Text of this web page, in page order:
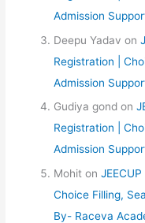
Admission
Deepu Yadav on
Registration |
Admission
Gudiya gond on
Registration |
Admission
Mohit on
Choice Filling,
By- Raceva